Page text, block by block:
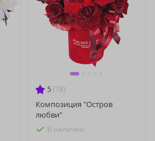
5 (78)
Композиция "Остров
любви"
В наличии